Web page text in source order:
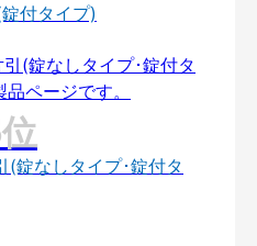
付タイプ)
(錠なしタイプ･錠付タ